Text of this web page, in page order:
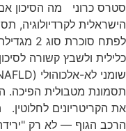
סטרס כרוני מה הסיכון
הישראלית לקרדיולוגיה,
כלילית ולשבץ קשורה
תסמונת מטבולית הפיכה.
את הקריטריונים לחלוטין.
הרכב הגוף — לא רק